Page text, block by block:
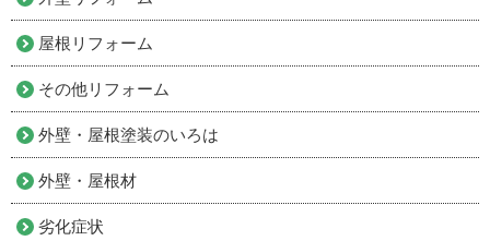
屋根リフォーム
その他リフォーム
外壁・屋根塗装のいろは
外壁・屋根材
劣化症状